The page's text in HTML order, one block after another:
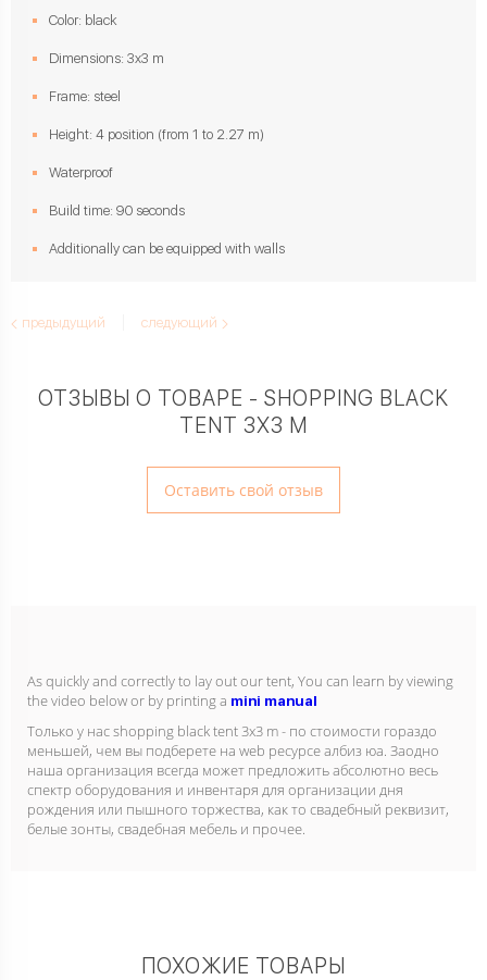
Color: black
Dimensions: 3x3 m
Frame: steel
Height: 4 position (from 1 to 2.27 m)
Waterproof
Build time: 90 seconds
Additionally can be equipped with walls
предыдущий следующий
ОТЗЫВЫ О ТОВАРЕ - SHOPPING BLACK
TENT 3X3 M
Оставить свой отзыв
As quickly and correctly to lay out our tent, You can learn by viewing
the video below or by printing a mini manual
Только у нас shopping black tent 3x3 m - по стоимости гораздо
меньшей, чем вы подберете на web ресурсе албиз юа. Заодно
наша организация всегда может предложить абсолютно весь
спектр оборудования и инвентаря для организации дня
рождения или пышного торжества, как то свадебный реквизит,
белые зонты, свадебная мебель и прочее.
ПОХОЖИЕ ТОВАРЫ